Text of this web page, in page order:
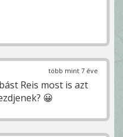
több mint 7 éve
Reis most is azt
😀